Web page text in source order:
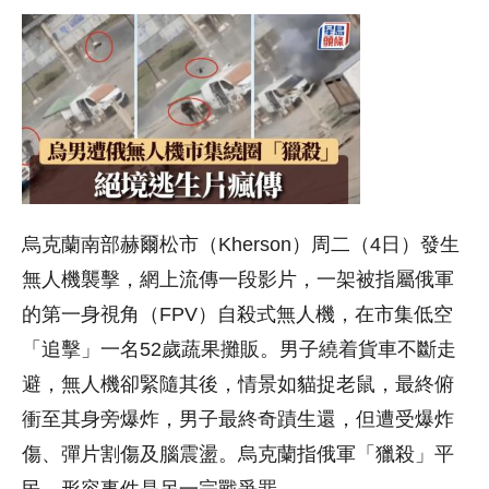
烏克蘭南部赫爾松市（Kherson）周二（4日）發生
無人機襲擊，網上流傳一段影片，一架被指屬俄軍
的第一身視角（FPV）自殺式無人機，在市集低空
「追擊」一名52歲蔬果攤販。男子繞着貨車不斷走
避，無人機卻緊隨其後，情景如貓捉老鼠，最終俯
衝至其身旁爆炸，男子最終奇蹟生還，但遭受爆炸
傷、彈片割傷及腦震盪。烏克蘭指俄軍「獵殺」平